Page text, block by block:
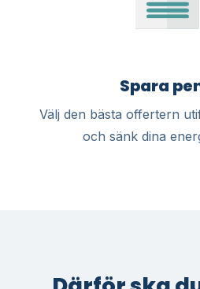
Spara
Välj den bästa offertern
och sänk dina